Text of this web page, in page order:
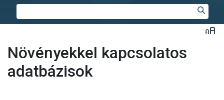
Növényekkel kapcsolatos
adatbázisok